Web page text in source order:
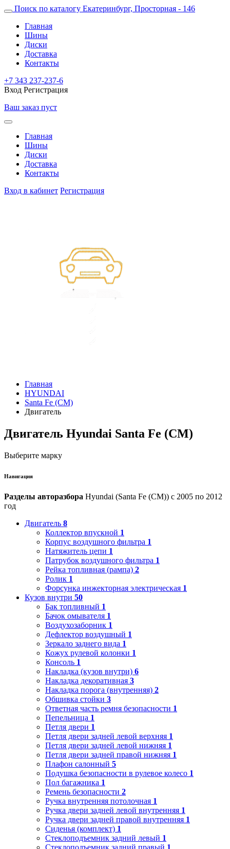
Поиск по каталогу Екатеринбург, Просторная - 146
Главная
Шины
Диски
Доставка
Контакты
+7 343 237-237-6
Вход Регистрация
Ваш заказ пуст
Главная
Шины
Диски
Доставка
Контакты
Вход в кабинет Регистрация
Главная
HYUNDAI
Santa Fe (CM)
Двигатель
Двигатель Hyundai Santa Fe (CM)
Выберите марку
Навигация
Разделы авторазбора Hyundai (Santa Fe (CM)) с 2005 по 2012
год
Двигатель 8
Коллектор впускной 1
Корпус воздушного фильтра 1
Натяжитель цепи 1
Патрубок воздушного фильтра 1
Рейка топливная (рампа) 2
Ролик 1
Форсунка инжекторная электрическая 1
Кузов внутри 50
Бак топливный 1
Бачок омывателя 1
Воздухозаборник 1
Дефлектор воздушный 1
Зеркало заднего вида 1
Кожух рулевой колонки 1
Консоль 1
Накладка (кузов внутри) 6
Накладка декоративная 3
Накладка порога (внутренняя) 2
Обшивка стойки 3
Ответная часть ремня безопасности 1
Пепельница 1
Петля двери 1
Петля двери задней левой верхняя 1
Петля двери задней левой нижняя 1
Петля двери задней правой нижняя 1
Плафон салонный 5
Подушка безопасности в рулевое колесо 1
Пол багажника 1
Ремень безопасности 2
Ручка внутренняя потолочная 1
Ручка двери задней левой внутренняя 1
Ручка двери задней правой внутренняя 1
Сиденья (комплект) 1
Стеклоподъемник задний левый 1
Стеклоподъемник задний правый 1